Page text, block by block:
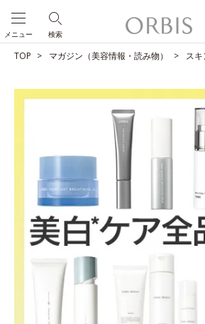
検索
メニュー
TOP マガジン（美容情報・読み物） ス